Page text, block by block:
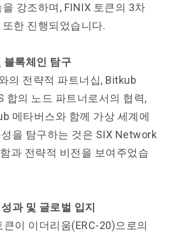
강조하며, FINIX 토큰의 3차
한 진행되었습니다.
블록체인 탐구
의 전략적 파트너십, Bitkub
합의 노드 파트너로서의 협력,
메타버스와 함께 가상 세계에
을 탐구하는 것은 SIX Network
과 전략적 비전을 보여주었습
과 및 글로벌 입지
큰이 이더리움(ERC-20)으로의